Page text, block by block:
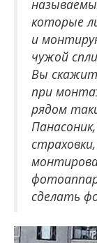
которые
и
чужой
Вы
при
рядом
сделать